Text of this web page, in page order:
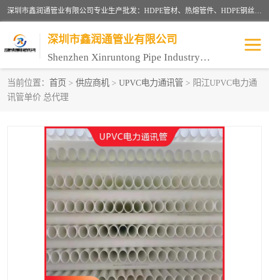
深圳市鑫润通管业有限公司专业生产批发：HDPE管材、热熔管件、HDPE钢丝骨架管、电熔管件、HDPE双壁波纹管、MPP电力管、井盖、PVC管材管件、PPR管材管件等；公司自创建以来，始终秉承“团结、务实、创新、守信”的服务宗旨，凭借专业的服务以及多年的勤奋拼搏，发展成为一家专业销售各种管材管件，绝缘电工套管及配件等系列产品的贸易公司。
深圳市鑫润通管业有限公司
Shenzhen Xinruntong Pipe Industry Co., Ltd
当前位置： 首页 > 供应商机 > UPVC电力通讯管 > 阳江UPVC电力通
讯管单价 总代理
HDPE管材给水管
HDPE双壁波纹管 HDPE电力通讯管
UPVC电力通讯管 MPP电力通信管
联塑PVC管 联塑PPR管
联塑PE管 联塑家装红蓝线管